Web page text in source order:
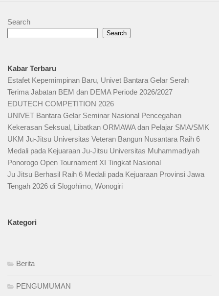
Search
Search
Kabar Terbaru
Estafet Kepemimpinan Baru, Univet Bantara Gelar Serah
Terima Jabatan BEM dan DEMA Periode 2026/2027
EDUTECH COMPETITION 2026
UNIVET Bantara Gelar Seminar Nasional Pencegahan
Kekerasan Seksual, Libatkan ORMAWA dan Pelajar SMA/SMK
UKM Ju-Jitsu Universitas Veteran Bangun Nusantara Raih 6
Medali pada Kejuaraan Ju-Jitsu Universitas Muhammadiyah
Ponorogo Open Tournament XI Tingkat Nasional
Ju Jitsu Berhasil Raih 6 Medali pada Kejuaraan Provinsi Jawa
Tengah 2026 di Slogohimo, Wonogiri
Kategori
Berita
PENGUMUMAN